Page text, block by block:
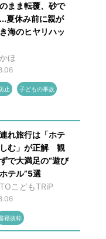
まま転覆、砂で
夏休み前に親が
海のヒヤリハッ
ほ
止 子どもの事故
れ旅行は「ホテ
む」が正解 観
で大満足の“遊び
テル”5選
こどもTRiP
籍抜粋